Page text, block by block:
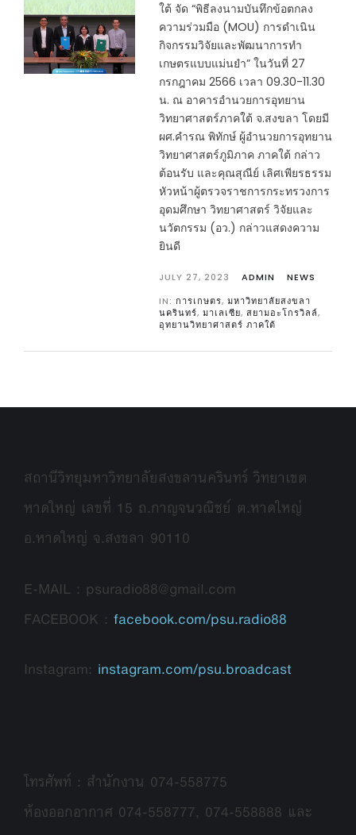
ใต้ จัด “พิธีลงนามบันทึกข้อตกลง
ความร่วมมือ (MOU) การดำเนิน
กิจกรรมวิจัยและพัฒนาการทำ
เกษตรแบบแม่นยำ” ในวันที่ 27
กรกฎาคม 2566 เวลา 09.30-11.30
น. ณ อาคารอำนวยการอุทยาน
วิทยาศาสตร์ภาคใต้ จ.สงขลา โดยมี
ผศ.คำรณ พิทักษ์ ผู้อำนวยการอุทยาน
วิทยาศาสตร์ภูมิภาค ภาคใต้ กล่าว
ต้อนรับ และคุณสุณีย์ เลิศเพียรธรรม
หัวหน้าผู้ตรวจราชการกระทรวงการ
อุดมศึกษา วิทยาศาสตร์ วิจัยและ
นวัตกรรม (อว.) กล่าวแสดงความ
ยินดี
JULY 27, 2023 ADMIN
NEWS
IN: การเกษตร, มหาวิทยาลัยสงขลา
นครินทร์, มาเลเซีย, สยามอะโกรวิลล์,
อุทยานวิทยาศาสตร์ ภาคใต้
สถานีวิทยุมหาวิทยาลัยสงขลานครินทร์ วิทยาเขต
หาดใหญ่ เลขที่ 15 ถ.กาญจนวณิชย์ ต.หาดใหญ่
อ.หาดใหญ่ จ.สงขลา 90110
E-MAIL : psuradio88@gmail.com
FACEBOOK : facebook.com/psu.radio88
Instagram: instagram.com/psu.broadcast
โทรศัพท์ : สำนักงาน 074-558775
ห้องออกอากาศ 074-558777, 074-558888 และ